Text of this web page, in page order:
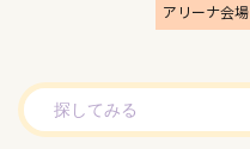
アリーナ会場